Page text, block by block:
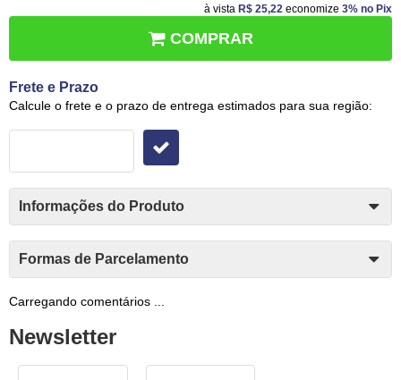
à vista R$ 25,22 economize 3% no Pix
COMPRAR
Frete e Prazo
Calcule o frete e o prazo de entrega estimados para sua região:
Informações do Produto
Formas de Parcelamento
Carregando comentários ...
Newsletter